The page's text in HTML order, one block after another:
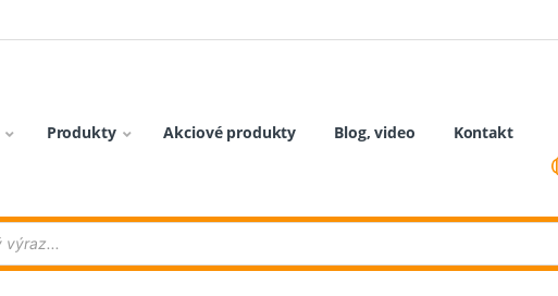
Produkty Akciové produkty Blog, video
Kontakt